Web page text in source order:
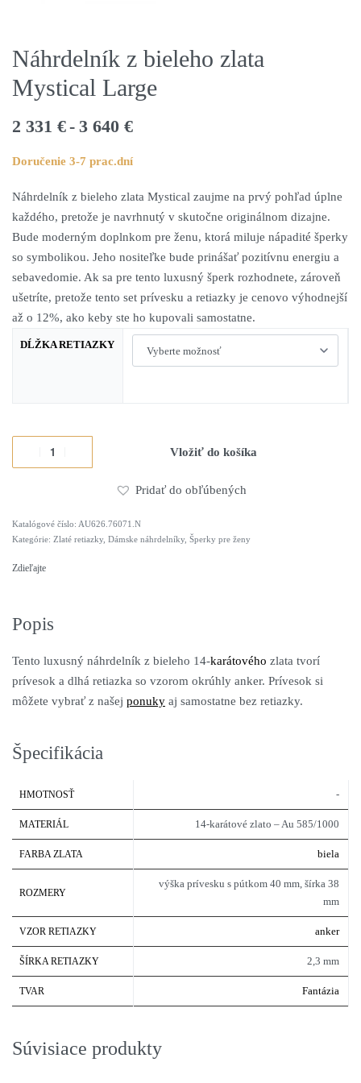
Náhrdelník z bieleho zlata
Mystical Large
2 331 € 3 640 €
Doručenie 3-7 prac.dní
Náhrdelník z bieleho zlata Mystical zaujme na prvý pohľad úplne
každého, pretože je navrhnutý v skutočne originálnom dizajne.
Bude moderným doplnkom pre ženu, ktorá miluje nápadité šperky
so symbolikou. Jeho nositeľke bude prinášať pozitívnu energiu a
sebavedomie. Ak sa pre tento luxusný šperk rozhodnete, zároveň
ušetríte, pretože tento set prívesku a retiazky je cenovo výhodnejší
až o 12%, ako keby ste ho kupovali samostatne.
DĹŽKA RETIAZKY
Vložiť do košíka
Pridať do obľúbených
Alternative:
AU626.76071.N
Kategórie: Zlaté retiazky, Dámske náhrdelníky, Šperky pre ženy
Zdieľajte
Popis
Tento luxusný náhrdelník z bieleho 14-karátového zlata tvorí
prívesok a dlhá retiazka so vzorom okrúhly anker. Prívesok si
môžete vybrať z našej ponuky aj samostatne bez retiazky.
Špecifikácia
HMOTNOSŤ -
MATERIÁL 14-karátové zlato – Au 585/1000
FARBA ZLATA biela
ROZMERY
výška prívesku s pútkom 40 mm, šírka 38
mm
VZOR RETIAZKY anker
ŠÍRKA RETIAZKY 2,3 mm
TVAR Fantázia
Súvisiace produkty